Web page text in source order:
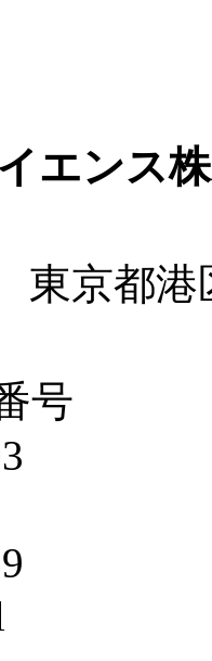
エンス
東京都
号